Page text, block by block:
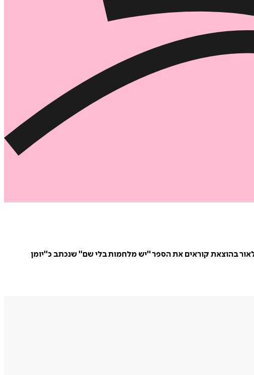
מנכ"ל משרד המורשת (שפוצל ממשרד ירושלים ומורשת) תחת השר הרב עמיחי אליהו. בשנת 2022 הוציא לאור בהוצאת קוראים את הספר "יש מלחמות בלי שם" שנכתב כ"יומן